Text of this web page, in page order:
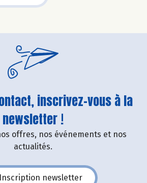
inscrivez-vous à la
newsletter !
offres, nos événements et nos
actualités.
Inscription newsletter